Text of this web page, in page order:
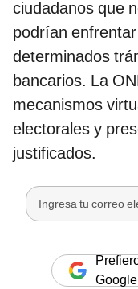
ciudadanos que
podrían
determinados
bancarios. La
mecanismos
electorales y
justificados.
Google